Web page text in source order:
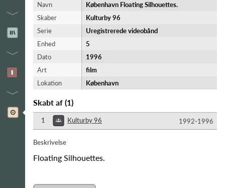
Navn
København Floating Silhouettes.
Skaber
Kulturby 96
Serie
Uregistrerede videobånd
Enhed
5
Dato
1996
Art
film
Lokation
København
Skabt af (1)
1 Kulturby 96 1992-​1996
Beskrivelse
Floating Silhouettes.